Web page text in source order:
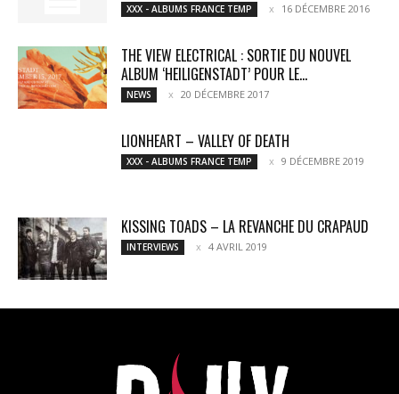
XXX - ALBUMS FRANCE TEMP 16 DÉCEMBRE 2016
THE VIEW ELECTRICAL : SORTIE DU NOUVEL
ALBUM ‘HEILIGENSTADT’ POUR LE...
NEWS 20 DÉCEMBRE 2017
LIONHEART – VALLEY OF DEATH
XXX - ALBUMS FRANCE TEMP 9 DÉCEMBRE 2019
KISSING TOADS – LA REVANCHE DU CRAPAUD
INTERVIEWS 4 AVRIL 2019